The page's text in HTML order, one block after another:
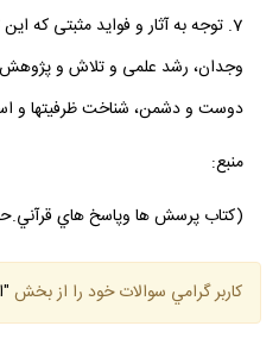
7. توجه به آثار و فوايد مثبتى كه
وجدان، رشد علمى و تلاش و پژوهش
دوست و دشمن، شناخت ظرفيت‏ها و
منبع:
(كتاب پرسش ها وپاسخ هاي
كاربر گرامي سوالات خود را از بخش